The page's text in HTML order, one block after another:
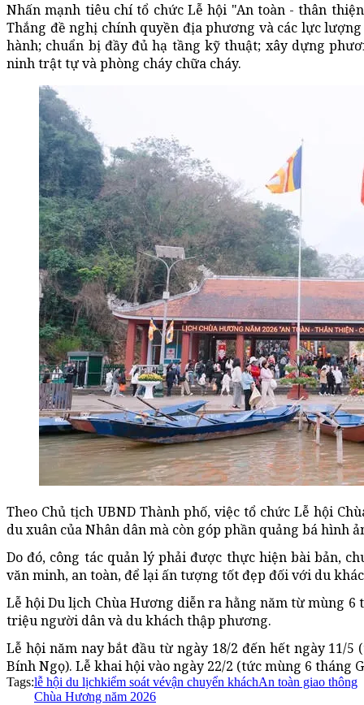
Nhấn mạnh tiêu chí tổ chức Lễ hội "An toàn - thân
Thắng đề nghị chính quyền địa phương và các lực
hành; chuẩn bị đầy đủ hạ tầng kỹ thuật; xây dựng
ninh trật tự và phòng cháy chữa cháy.
Theo Chủ tịch UBND Thành phố, việc tổ chức Lễ hội
du xuân của Nhân dân mà còn góp phần quảng bá hình
Do đó, công tác quản lý phải được thực hiện bài bản,
văn minh, an toàn, để lại ấn tượng tốt đẹp đối với du
Lễ hội Du lịch Chùa Hương diễn ra hằng năm từ mùng
triệu người dân và du khách thập phương.
Lễ hội năm nay bắt đầu từ ngày 18/2 đến hết ngày 11/
Bính Ngọ). Lễ khai hội vào ngày 22/2 (tức mùng 6 tháng
Tags:lễ hội du lịchkiểm soát vévận chuyển kháchAn toàn giao thông
Chùa Hương năm 2026